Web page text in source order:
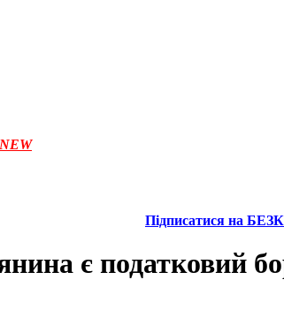
NEW
Підписатися на
є податковий